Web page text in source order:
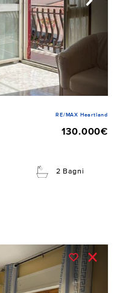
RE/MAX Heartland
130.000€
2 Bagni